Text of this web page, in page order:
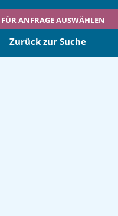
FÜR ANFRAGE AUSWÄHLEN
Zurück zur Suche